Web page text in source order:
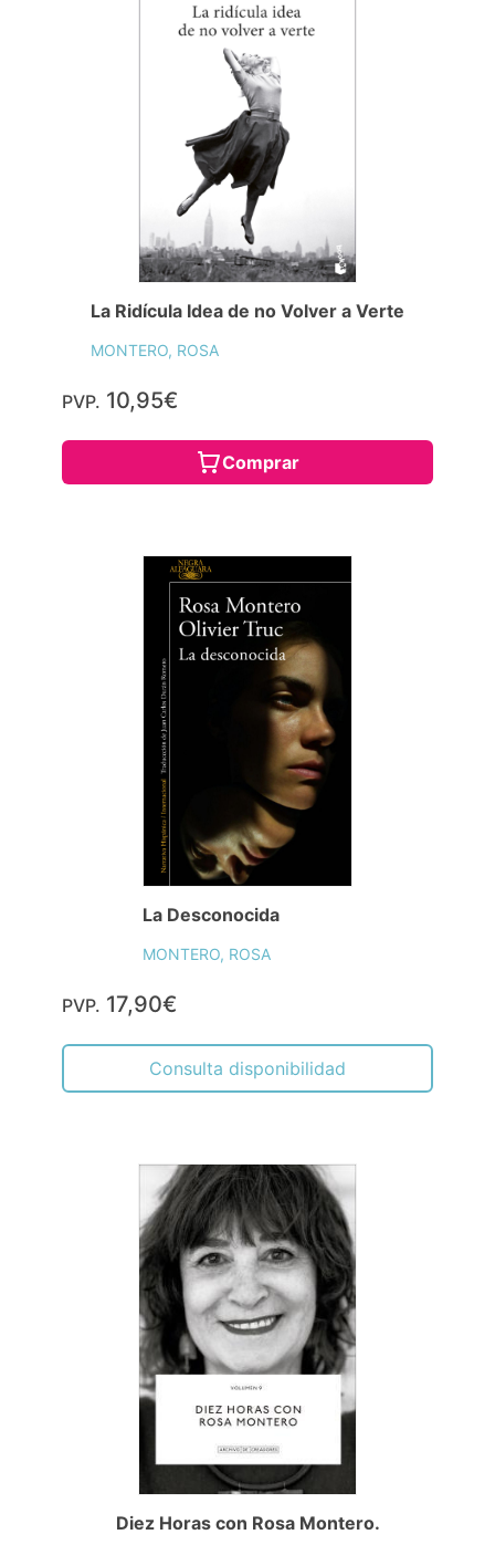
La Ridícula Idea de no Volver a Verte
MONTERO, ROSA
PVP. 10,95€
Comprar
La Desconocida
MONTERO, ROSA
PVP. 17,90€
Consulta disponibilidad
Diez Horas con Rosa Montero.